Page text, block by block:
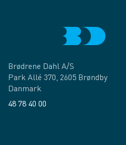
Brødrene Dahl A/S
Park Allé 370, 2605 Brøndby
Danmark
48 78 40 00